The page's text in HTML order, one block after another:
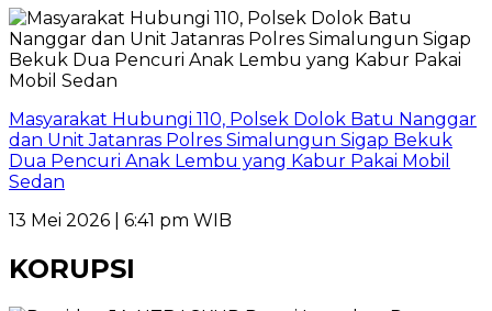
Masyarakat Hubungi 110, Polsek Dolok Batu Nanggar
dan Unit Jatanras Polres Simalungun Sigap Bekuk
Dua Pencuri Anak Lembu yang Kabur Pakai Mobil
Sedan
13 Mei 2026 | 6:41 pm WIB
KORUPSI